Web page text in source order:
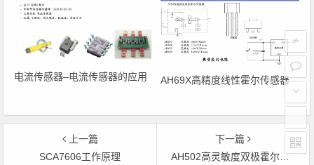
电流传感器–电流传感器的应用 AH69X高精度线性霍尔传感器
上一篇
SCA7606工作原理
下一篇
AH502高灵敏度双极霍尔开关